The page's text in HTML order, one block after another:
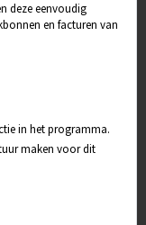
deze eenvoudig
en facturen van
in het programma.
maken voor dit